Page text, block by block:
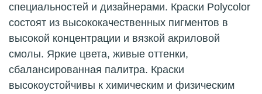
специальностей и дизайнерами. Краски Polycolor
состоят из высококачественных пигментов в
высокой концентрации и вязкой акриловой
смолы. Яркие цвета, живые оттенки,
сбалансированная палитра. Краски
высокоустойчивы к химическим и физическим